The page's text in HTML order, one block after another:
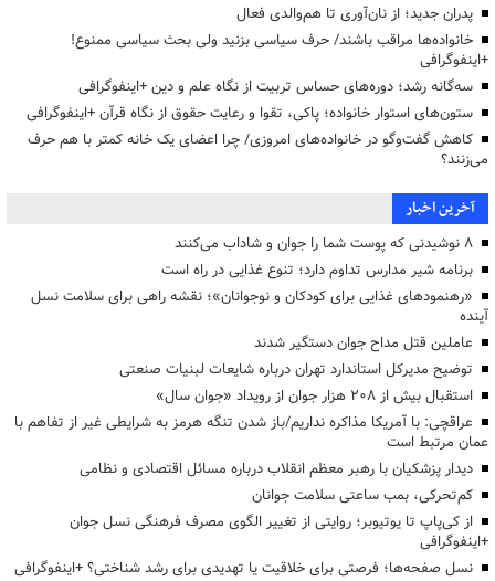
پدران جدید؛ از نان‌آوری تا هم‌والدی فعال
خانواده‌ها مراقب باشند/ حرف سیاسی بزنید ولی بحث سیاسی ممنوع!
+اینفوگرافی
سه‌گانه رشد؛ دوره‌های حساس تربیت از نگاه علم و دین +اینفوگرافی
ستون‌های استوار خانواده؛ پاکی، تقوا و رعایت حقوق از نگاه قرآن +اینفوگرافی
کاهش گفت‌وگو در خانواده‌های امروزی/ چرا اعضای یک خانه کمتر با هم حرف
می‌زنند؟
آخرین اخبار
۸ نوشیدنی که پوست شما را جوان و شاداب می‌کنند
برنامه شیر مدارس تداوم دارد؛ تنوع غذایی در راه است
«رهنمودهای غذایی برای کودکان و نوجوانان»؛ نقشه راهی برای سلامت نسل
آینده
عاملین قتل مداح جوان دستگیر شدند
توضیح مدیرکل استاندارد تهران درباره شایعات لبنیات صنعتی
استقبال بیش از ۲۰۸ هزار جوان از رویداد «جوان سال»
عراقچی: با آمریکا مذاکره نداریم/باز شدن تنگه هرمز به شرایطی غیر از تفاهم با
عمان مرتبط است
دیدار پزشکیان با رهبر معظم انقلاب درباره مسائل اقتصادی و نظامی
کم‌تحرکی، بمب ساعتی سلامت جوانان
از کی‌پاپ تا یوتیوبر؛ روایتی از تغییر الگوی مصرف فرهنگی نسل جوان
+اینفوگرافی
نسل صفحه‌ها؛ فرصتی برای خلاقیت یا تهدیدی برای رشد شناختی؟ +اینفوگرافی